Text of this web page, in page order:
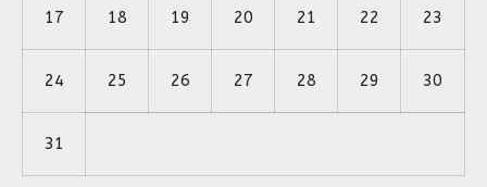
17 18 19 20 21 22 23
24 25 26 27 28 29 30
31